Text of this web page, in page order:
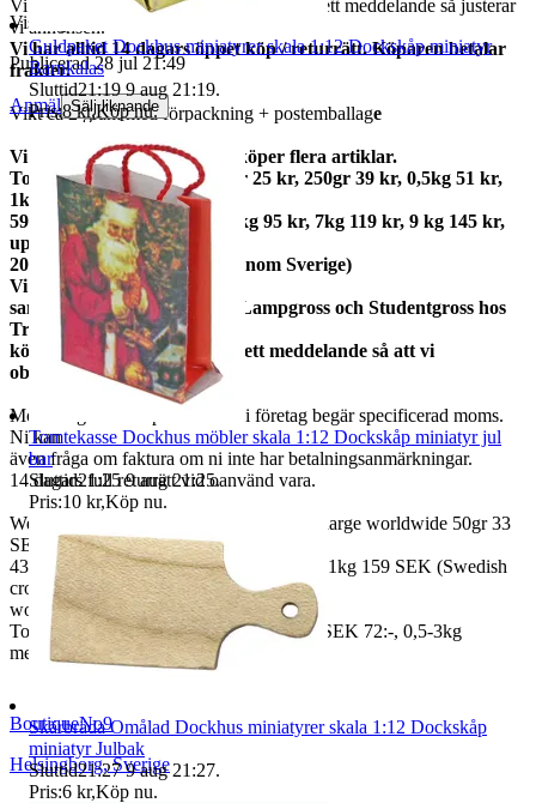
Vi har många, behöver du flera så skicka ett meddelande så justerar
vi annonsen.
Vi har alltid 14 dagars öppet köp / returrätt. Köparen betalar
frakter.
Vikt ca 2 gram med förpackning + postemballage
Vi samfraktar gärna om du köper flera artiklar.
Total frakt: 50gr 15 kr, 100gr 25 kr, 250gr 39 kr, 0,5kg 51 kr,
1kg
59kr, 2kg 73 kr, 3kg 79 kr, 5kg 95 kr, 7kg 119 kr, 9 kg 145 kr,
upp till
20kg 159 kr (priserna gäller inom Sverige)
Vi
samfraktar med Fyndgross, Lampgross och Studentgross hos
Tradera. Om du
köper från mer än en skicka ett meddelande så att vi
observerar det.
Moms ingår i våra priser. Har ni företag begär specificerad moms.
Ni kan
även fråga om faktura om ni inte har betalningsanmärkningar.
14 dagars full returrätt vid oanvänd vara.
We also ship abroad worldwide. Freightcharge worldwide 50gr 33
SEK, 100 gr
43 SEK, 250gr 85 SEK, 0,5kg 109 SEK, 1kg 159 SEK (Swedish
crown
worldwide price freight)
To Denmark 0,5-3kg measure 35x24x13 SEK 72:-, 0,5-3kg
measure 40x40x140cm SEK 144:-
Visningar
Publicerad 28 jul 21:49
Anmäl Sälj liknande
BoutiqueNo9
Helsingborg,Sverige
Guldpaket Dockhus miniatyrer skala 1:12 Dockskåp miniatyr
Barnkalas
Sluttid21:19 9 aug 21:19.
Pris:8 kr,Köp nu.
Tomtekasse Dockhus möbler skala 1:12 Dockskåp miniatyr jul
bar
Sluttid21:25 9 aug 21:25.
Pris:10 kr,Köp nu.
Skärbräda Omålad Dockhus miniatyrer skala 1:12 Dockskåp
miniatyr Julbak
Sluttid21:27 9 aug 21:27.
Pris:6 kr,Köp nu.